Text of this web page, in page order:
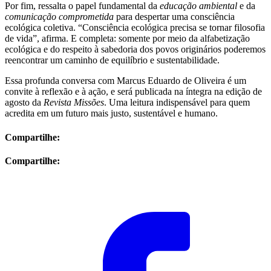
Por fim, ressalta o papel fundamental da educação ambiental e da
comunicação comprometida para despertar uma consciência
ecológica coletiva. “Consciência ecológica precisa se tornar filosofia
de vida”, afirma. E completa: somente por meio da alfabetização
ecológica e do respeito à sabedoria dos povos originários poderemos
reencontrar um caminho de equilíbrio e sustentabilidade.
Essa profunda conversa com Marcus Eduardo de Oliveira é um
convite à reflexão e à ação, e será publicada na íntegra na edição de
agosto da Revista Missões. Uma leitura indispensável para quem
acredita em um futuro mais justo, sustentável e humano.
Compartilhe:
Compartilhe: